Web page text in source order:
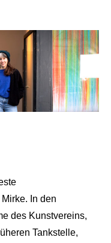
In den
des Kunstvereins,
Tankstelle,